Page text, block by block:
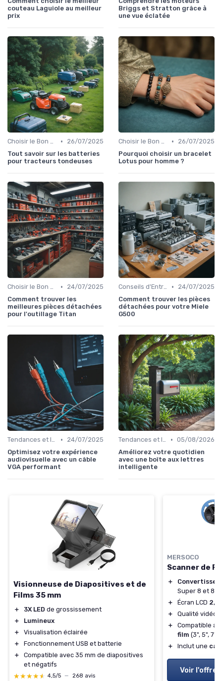
couteau Laguiole au meilleur
prix
Briggs et Stratton grâce à
une vue éclatée
Choisir le Bon Appareil •
26/07/2025
Tout savoir sur les batteries
pour tracteurs tondeuses
Choisir le Bon Appareil •
26/07/2025
Pourquoi choisir un bracelet
Lotus pour homme ?
Choisir le Bon Appareil •
24/07/2025
Comment trouver les
meilleures pièces détachées
pour l'outillage Titan
Conseils d'Entretien •
24/07/2025
Comment trouver les pièces
détachées pour votre Miele
G500
Tendances et Innovations •
24/07/2025
Optimisez votre expérience
audiovisuelle avec un câble
VGA performant
Tendances et Innovations • 05/08/2026
Améliorez votre quotidien
avec une boîte aux lettres
intelligente
Visionneuse de Diapositives et de
Films 35 mm
＋ 3X LED de grossissement
＋
Lumineux
＋
Visualisation éclairée
＋
Fonctionnement USB et batterie
＋
Compatible avec 35 mm de diapositives
et négatifs
★★★★★
★★★★★ 4,5/5 — 268 avis
MERSOCO
Scanner de
＋
Super 8 et
＋
Écran LCD 2,4
＋
Qualité vidéo
＋
Compatible
film (3", 5", 7"
＋
Inclut une
Voir l'offre